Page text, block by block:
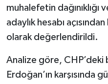
muhalefetin dağınıklığı
adaylık hesabı
olarak değerlendirildi.
Analize göre, CHP’deki
Erdoğan’ın karşısında